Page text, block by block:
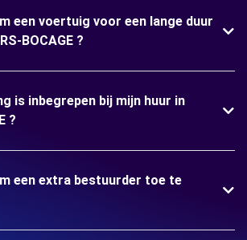
een voertuig voor een lange duur
BOCAGE ?
is inbegrepen bij mijn huur in
?
een extra bestuurder toe te